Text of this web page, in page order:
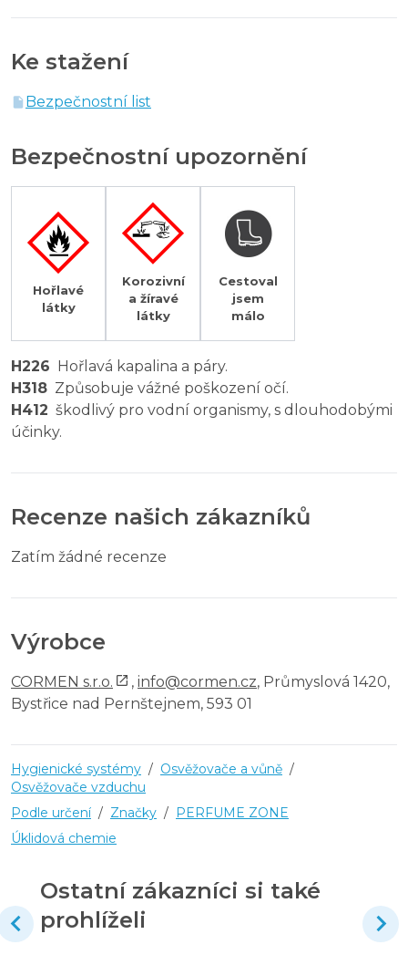
Ke stažení
Bezpečnostní list
Bezpečnostní upozornění
Hořlavé
látky
Korozivní
a žíravé
látky
Cestoval
jsem
málo
H226 Hořlavá kapalina a páry.
H318 Způsobuje vážné poškození očí.
H412 škodlivý pro vodní organismy, s dlouhodobými
účinky.
Recenze našich zákazníků
Zatím žádné recenze
Výrobce
CORMEN s.r.o. , info@cormen.cz, Průmyslová 1420,
Bystřice nad Pernštejnem, 593 01
Hygienické systémy / Osvěžovače a vůně /
Osvěžovače vzduchu
Podle určení / Značky / PERFUME ZONE
Úklidová chemie
Ostatní zákazníci si také
prohlíželi